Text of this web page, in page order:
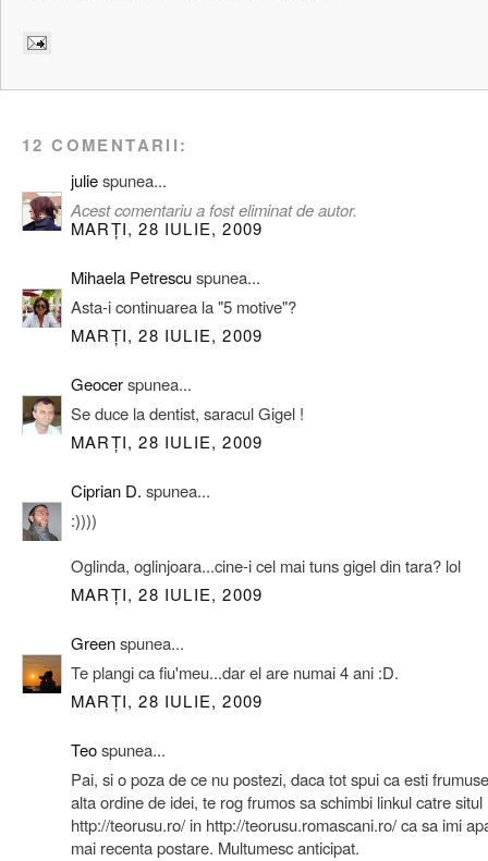
12 COMENTARII:
juliespunea...
Acest comentariu a fost eliminat de autor.
MARȚI, 28 IULIE, 2009
Mihaela Petrescuspunea...
Asta-i continuarea la "5 motive"?
MARȚI, 28 IULIE, 2009
Geocerspunea...
Se duce la dentist, saracul Gigel !
MARȚI, 28 IULIE, 2009
Ciprian D. spunea...
:))))
Oglinda, oglinjoara...cine-i cel mai tuns gigel din tara? lol
MARȚI, 28 IULIE, 2009
Greenspunea...
Te plangi ca fiu'meu...dar el are numai 4 ani :D.
MARȚI, 28 IULIE, 2009
Teospunea...
Pai, si o poza de ce nu postezi, daca tot spui ca esti
alta ordine de idei, te rog frumos sa schimbi linkul catre situl
http://teorusu.ro/ in http://teorusu.romascani.ro/ ca sa imi
mai recenta postare. Multumesc anticipat.